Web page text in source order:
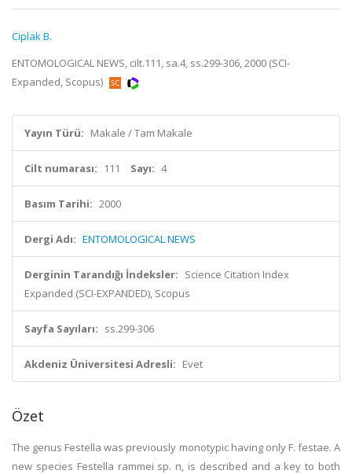
Ciplak B.
ENTOMOLOGICAL NEWS, cilt.111, sa.4, ss.299-306, 2000 (SCI-
Expanded, Scopus)
Yayın Türü: Makale / Tam Makale
Cilt numarası: 111 Sayı: 4
Basım Tarihi: 2000
Dergi Adı: ENTOMOLOGICAL NEWS
Derginin Tarandığı İndeksler: Science Citation Index
Expanded (SCI-EXPANDED), Scopus
Sayfa Sayıları: ss.299-306
Akdeniz Üniversitesi Adresli: Evet
Özet
The genus Festella was previously monotypic having only F. festae. A
new species Festella rammei sp. n, is described and a key to both